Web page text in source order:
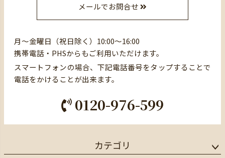
メールでお問合せ
月～金曜日（祝日除く）10:00～16:00
携帯電話・PHSからもご利用いただけます。
スマートフォンの場合、下記電話番号をタップすることで
電話をかけることが出来ます。
0120-976-599
カテゴリ